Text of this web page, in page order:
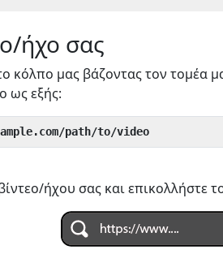
ήχο σας
κόλπο μας βάζοντας τον τομέα
ως εξής:
path/to/video
ήχου σας και επικολλήστε